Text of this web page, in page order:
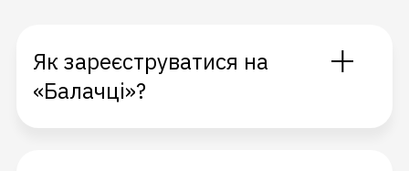
Як зареєструватися на
«Балачці»?